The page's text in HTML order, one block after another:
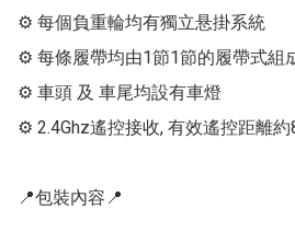
⚙ 每個負重輪均有獨立悬掛系統
⚙ 每條履帶均由1節1節的履帶式組
⚙ 車頭 及 車尾均設有車燈
⚙ 2.4Ghz遙控接收, 有效遙控距離約
📍包裝內容📍